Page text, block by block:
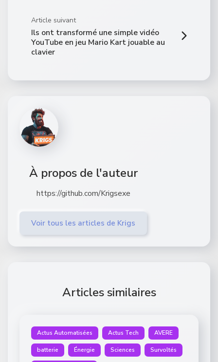
Article suivant
Ils ont transformé une simple vidéo
YouTube en jeu Mario Kart jouable au
clavier
À propos de l'auteur
https://github.com/Krigsexe
Voir tous les articles de Krigs
Articles similaires
Actus Automatisées Actus Tech AVERE
batterie Énergie Sciences Survoltés